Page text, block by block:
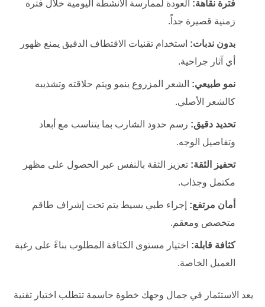
فترة نقاهة: العودة لممارسة الأنشطة اليومية خلال فترة
زمنية قصيرة جداً.
بدون ندبات: استخدام تقنيات الاقتطاف الدقيق يمنع ظهور
أي آثار جراحية.
نمو طبيعي: الشعر المزروع ينمو ويتم حلاقته وتشذيبه
كالشعر الأصلي.
تحديد دقيق: رسم حدود الشارب بما يتناسب مع أبعاد
وتفاصيل الوجه.
تحفيز الثقة: تعزيز الثقة بالنفس عبر الحصول على مظهر
مكتمل وجذاب.
أمان مرتفع: إجراء طبي بسيط يتم تحت إشراف طاقم
متخصص ومعقم.
كثافة قابلة: اختيار مستوى الكثافة المطلوب بناءً على رغبة
العميل الخاصة.
يعد الاستثمار في جمال وجهك خطوة حاسمة تتطلب اختيار تقنية